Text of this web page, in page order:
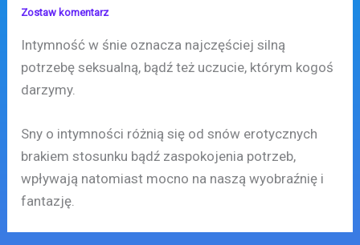
Zostaw komentarz
Intymność w śnie oznacza najczęściej silną
potrzebę seksualną, bądź też uczucie, którym kogoś
darzymy.
Sny o intymności różnią się od snów erotycznych
brakiem stosunku bądź zaspokojenia potrzeb,
wpływają natomiast mocno na naszą wyobraźnię i
fantazję.